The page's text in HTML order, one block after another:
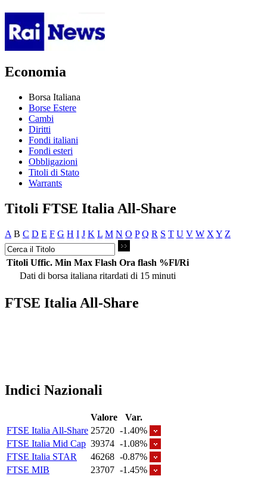
Economia
Borsa Italiana
Borse Estere
Cambi
Diritti
Fondi italiani
Fondi esteri
Obbligazioni
Titoli di Stato
Warrants
Titoli FTSE Italia All-Share
A B C D E F G H I J K L M N O P Q R S T U V W X Y Z
Titoli Uffic. Min Max Flash Ora flash %Fl/Ri
Dati di borsa italiana ritardati di 15 minuti
FTSE Italia All-Share
Indici Nazionali
Valore
Var.
FTSE Italia All-Share 25720 -1.40%
FTSE Italia Mid Cap 39374 -1.08%
FTSE Italia STAR
46268 -0.87%
FTSE MIB
23707 -1.45%